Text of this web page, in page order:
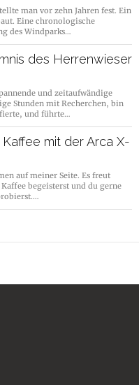
man vor zehn Jahren fest. Ein
Eine chronologische
des Windparks…
des Herrenwieser
und zeitaufwändige
Stunden mit Recherchen, bin
und führte…
mit der Arca X-
auf meiner Seite. Es freut
begeisterst und du gerne